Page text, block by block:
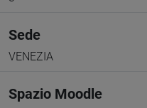
Sede
VENEZIA
Spazio Moodle